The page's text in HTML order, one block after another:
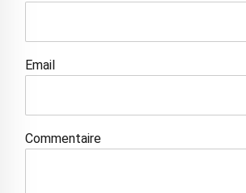
Email
Commentaire